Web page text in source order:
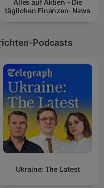
Alles auf Aktien – Die
täglichen Finanzen-News
Podcasts
Ukraine: The Latest